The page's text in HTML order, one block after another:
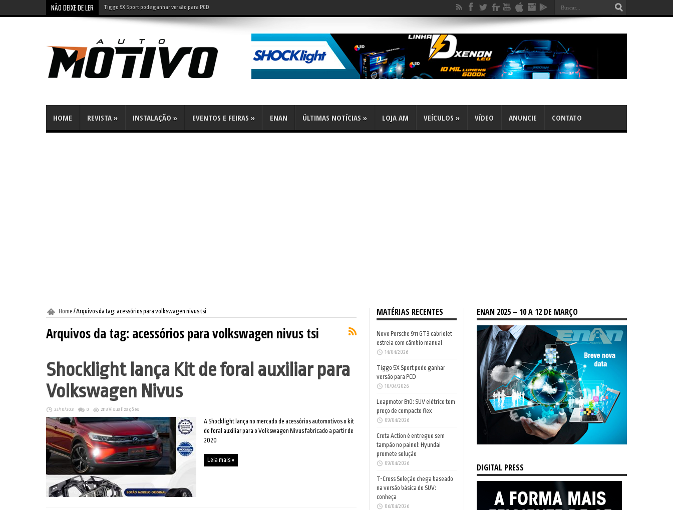
NÃO DEIXE DE LER Tiggo 5X Sport pode ganhar versão para PCD
HOME REVISTA » INSTALAÇÃO » EVENTOS E FEIRAS » ENAN ÚLTIMAS NOTÍCIAS » LOJA AM VEÍCULOS » VÍDEO ANUNCIE CONTATO
Home /Arquivos da tag: acessórios para volkswagen nivus tsi
Arquivos da tag: acessórios para volkswagen nivus tsi
Shocklight lança Kit de foral auxiliar para
Volkswagen Nivus
23/10/2021 0 2118 Visualizações
A Shocklight lança no mercado de acessórios automotivos o kit
de foral auxiliar para o Volkswagen Nivus fabricado a partir de
2020
Leia mais »
MATÉRIAS RECENTES
Novo Porsche 911 GT3 cabriolet
estreia com câmbio manual
14/04/2026
Tiggo 5X Sport pode ganhar
versão para PCD
10/04/2026
Leapmotor B10: SUV elétrico tem
preço de compacto flex
09/04/2026
Creta Action é entregue sem
tampão no painel: Hyundai
promete solução
09/04/2026
T-Cross Seleção chega baseado
na versão básica do SUV:
conheça
06/04/2026
ENAN 2025 – 10 A 12 DE MARÇO
DIGITAL PRESS